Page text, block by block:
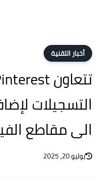
أخبار التقنية
التسجيلات
الى مقاطع
يوليو 20, 2025